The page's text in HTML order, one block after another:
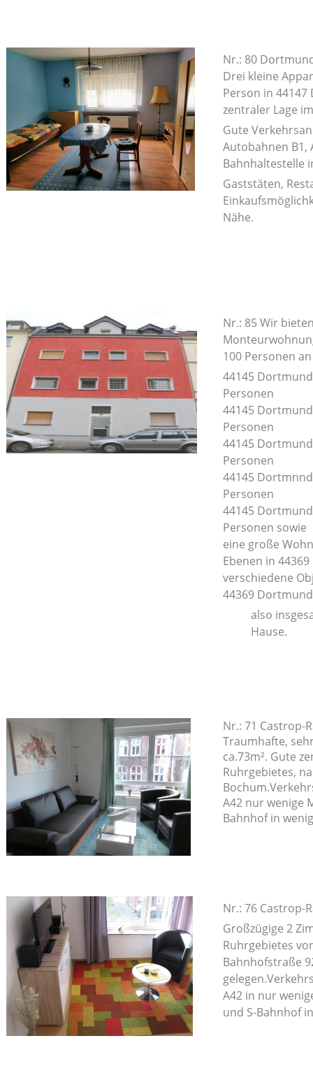
Nr.: 80
Drei kleine
Person in
zentraler Lage
Gute
Autobahnen B1,
Bahnhaltestelle
Gaststäten,
Nähe.
Nr.: 85 Wir
100 Personen
44145
Personen
44145
Personen
44145
Personen
44145
Personen
44145
Personen sowie
eine große
Ebenen in
verschiedene
44369
also
Hause.
Nr.: 71 Castrop-
Traumhafte,
ca.73m². Gute
Ruhrgebietes,
A42 nur wenige
Bahnhof in
Nr.: 76 Castrop-
Großzügige 2
Ruhrgebietes
Bahnhofstraße
A42 in nur
und S-Bahnhof